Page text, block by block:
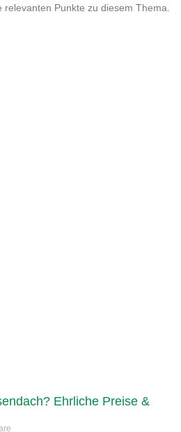
Punkte zu diesem Thema.
Ehrliche Preise &